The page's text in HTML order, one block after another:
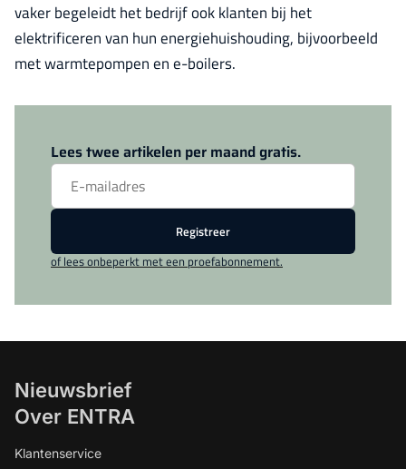
vaker begeleidt het bedrijf ook klanten bij het
elektrificeren van hun energiehuishouding, bijvoorbeeld
met warmtepompen en e-boilers.
Lees twee artikelen per maand gratis.
Registreer
of lees onbeperkt met een proefabonnement.
Nieuwsbrief
Over ENTRA
Klantenservice